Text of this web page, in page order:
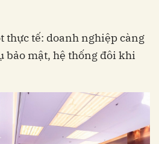
thực tế: doanh nghiệp càng
bảo mật, hệ thống đôi khi